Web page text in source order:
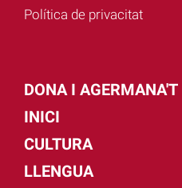
Política de privacitat
DONA I AGERMANA'T
INICI
CULTURA
LLENGUA